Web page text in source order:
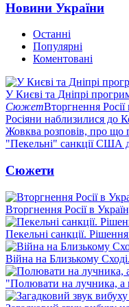
Новини України
Останні
Популярні
Коментовані
У Києві та Дніпрі
СюжетВторгнення
Росіяни наблизилися до
Жовква розповів, про що
"Пекельні" санкції США
Сюжети
Вторгнення Росії в
Пекельні санкції.
Війна на Близькому
"Полювати на лучника, а